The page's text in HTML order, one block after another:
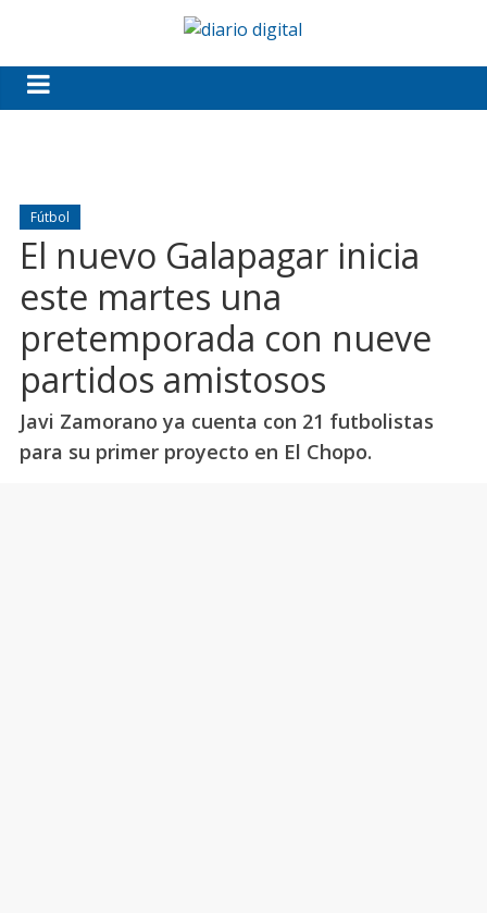
Fútbol
El nuevo Galapagar inicia
este martes una
pretemporada con nueve
partidos amistosos
Javi Zamorano ya cuenta con 21 futbolistas
para su primer proyecto en El Chopo.